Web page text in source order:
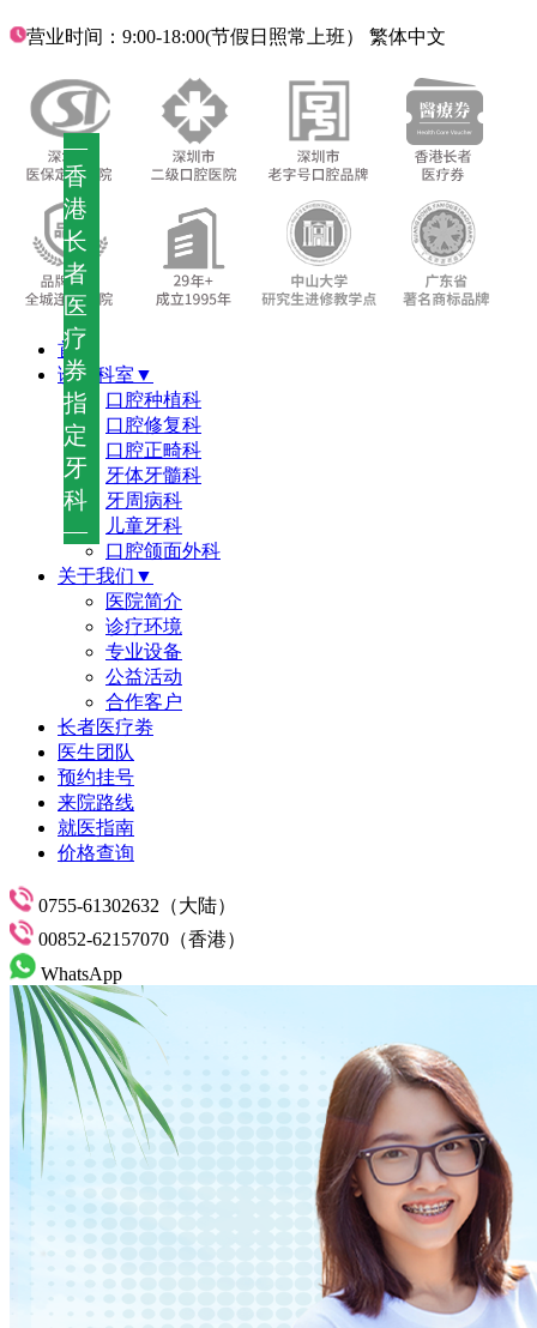
—
香
港
长
者
医
疗
券
指
定
牙
科
—
营业时间：9:00-18:00(节假日照常上班） 繁体中文
首页
诊疗科室▼
口腔种植科
口腔修复科
口腔正畸科
牙体牙髓科
牙周病科
儿童牙科
口腔颌面外科
关于我们▼
医院简介
诊疗环境
专业设备
公益活动
合作客户
长者医疗劵
医生团队
预约挂号
来院路线
就医指南
价格查询
0755-61302632（大陆）
00852-62157070（香港）
WhatsApp